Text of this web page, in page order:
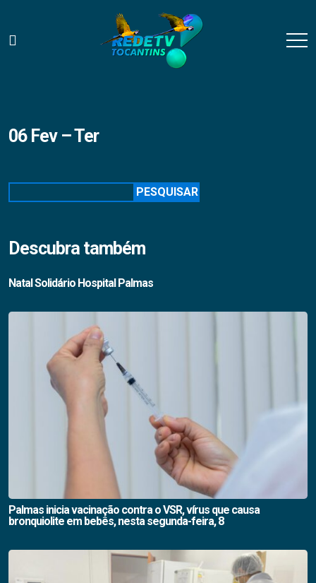
06 Fev – Ter
PESQUISAR
Descubra também
Natal Solidário Hospital Palmas
Palmas inicia vacinação contra o VSR, vírus que causa
bronquiolite em bebês, nesta segunda-feira, 8